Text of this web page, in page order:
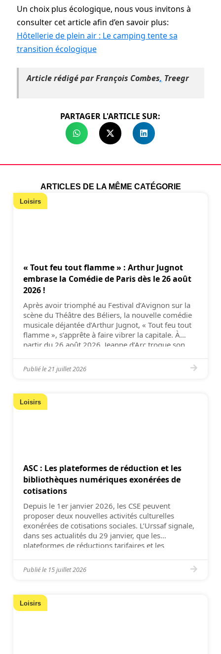
Un choix plus écologique, nous vous invitons à
consulter cet article afin d’en savoir plus:
Hôtellerie de plein air : Le camping tente sa
transition écologique
Article rédigé par François Combes, Treegr
PARTAGER L'ARTICLE SUR:
ARTICLES DE LA MÊME CATÉGORIE
Loisirs
« Tout feu tout flamme » : Arthur Jugnot
embrase la Comédie de Paris dès le 26 août
2026 !
Après avoir triomphé au Festival d’Avignon sur la
scène du Théâtre des Béliers, la nouvelle comédie
musicale déjantée d’Arthur Jugnot, « Tout feu tout
flamme », s’apprête à faire vibrer la capitale. À
partir du 26 août 2026, Jeanne d’Arc troque son
la Comédie de Paris pour […]
Publié le21 juillet 2026
Loisirs
ASC : Les plateformes de réduction et les
bibliothèques numériques exonérées de
cotisations
Depuis le 1er janvier 2026, les CSE peuvent
proposer deux nouvelles activités culturelles
exonérées de cotisations sociales. L’Urssaf signale,
dans ses actualités du 29 janvier, que les
plateformes de réductions tarifaires et les
désormais exonérés de cotisations. Maintenant
logées à la même enseigne que les cartes de
Publié le 15 juillet 2026
Loisirs